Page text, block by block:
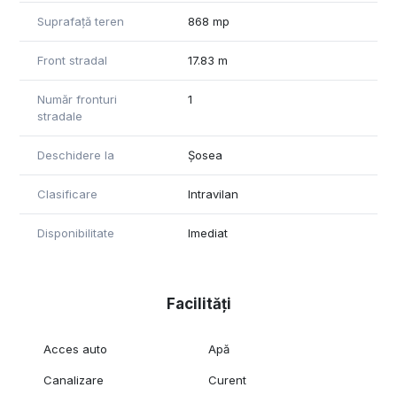
Suprafață teren 868 mp
Front stradal 17.83 m
Număr fronturi
stradale
1
Deschidere la Șosea
Clasificare Intravilan
Disponibilitate Imediat
Facilități
Acces auto Apă
Canalizare Curent